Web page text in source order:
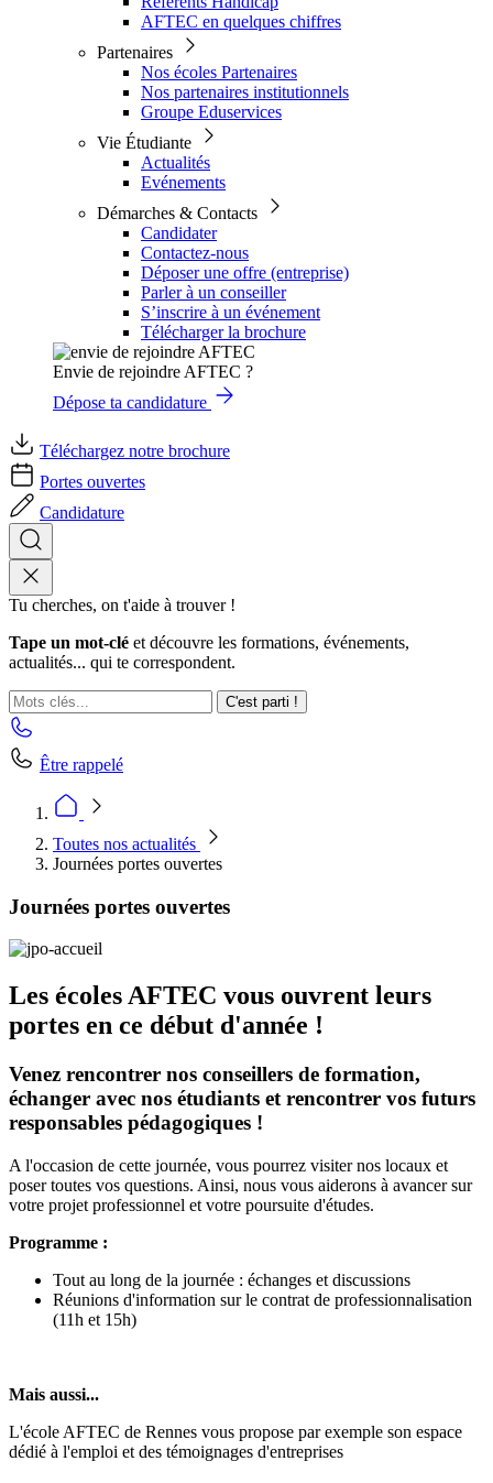
AFTEC en quelques chiffres
Partenaires
Nos écoles Partenaires
Nos partenaires institutionnels
Groupe Eduservices
Vie Étudiante
Actualités
Evénements
Démarches & Contacts
Candidater
Contactez-nous
Déposer une offre (entreprise)
Parler à un conseiller
S’inscrire à un événement
Télécharger la brochure
Envie de rejoindre AFTEC ?
Dépose ta candidature
Téléchargez notre brochure
Portes ouvertes
Candidature
Tu cherches, on t'aide à trouver !
Tape un mot-clé et découvre les formations, événements,
actualités... qui te correspondent.
C'est parti !
Être rappelé
Toutes nos actualités
Journées portes ouvertes
Journées portes ouvertes
Les écoles AFTEC vous ouvrent leurs
portes en ce début d'année !
Venez rencontrer nos conseillers de formation,
échanger avec nos étudiants et rencontrer vos futurs
responsables pédagogiques !
A l'occasion de cette journée, vous pourrez visiter nos locaux et
poser toutes vos questions. Ainsi, nous vous aiderons à avancer sur
votre projet professionnel et votre poursuite d'études.
Programme :
Tout au long de la journée : échanges et discussions
Réunions d'information sur le contrat de professionnalisation
(11h et 15h)
Mais aussi...
L'école AFTEC de Rennes vous propose par exemple son espace
dédié à l'emploi et des témoignages d'entreprises